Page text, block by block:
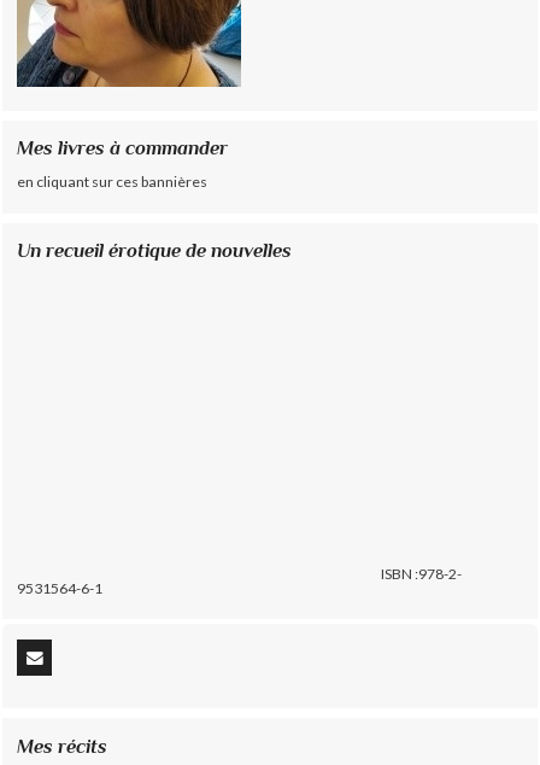
Mes livres à commander
en cliquant sur ces bannières
Un recueil érotique de nouvelles
ISBN :978-2-
9531564-6-1
Mes récits